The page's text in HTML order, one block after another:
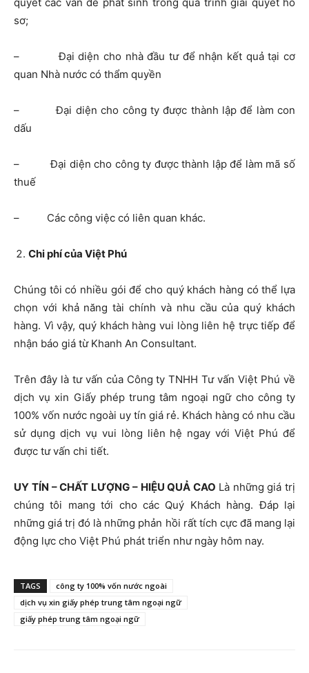
sơ;
– Đại diện cho nhà đầu tư để nhận kết quả tại cơ
quan Nhà nước có thẩm quyền
– Đại diện cho công ty được thành lập để làm con
dấu
– Đại diện cho công ty được thành lập để làm mã số
thuế
– Các công việc có liên quan khác.
Chi phí của Việt Phú
Chúng tôi có nhiều gói để cho quý khách hàng có thể lựa
chọn với khả năng tài chính và nhu cầu của quý khách
hàng. Vì vậy, quý khách hàng vui lòng liên hệ trực tiếp để
nhận báo giá từ Khanh An Consultant.
Trên đây là tư vấn của Công ty TNHH Tư vấn Việt Phú về
dịch vụ xin Giấy phép trung tâm ngoại ngữ cho công ty
100% vốn nước ngoài uy tín giá rẻ. Khách hàng có nhu cầu
sử dụng dịch vụ vui lòng liên hệ ngay với Việt Phú để
được tư vấn chi tiết.
UY TÍN – CHẤT LƯỢNG – HIỆU QUẢ CAO Là những giá trị
chúng tôi mang tới cho các Quý Khách hàng. Đáp lại
những giá trị đó là những phản hồi rất tích cực đã mang lại
động lực cho Việt Phú phát triển như ngày hôm nay.
TAGS
công ty 100% vốn nước ngoài
dịch vụ xin giấy phép trung tâm ngoại ngữ
giấy phép trung tâm ngoại ngữ